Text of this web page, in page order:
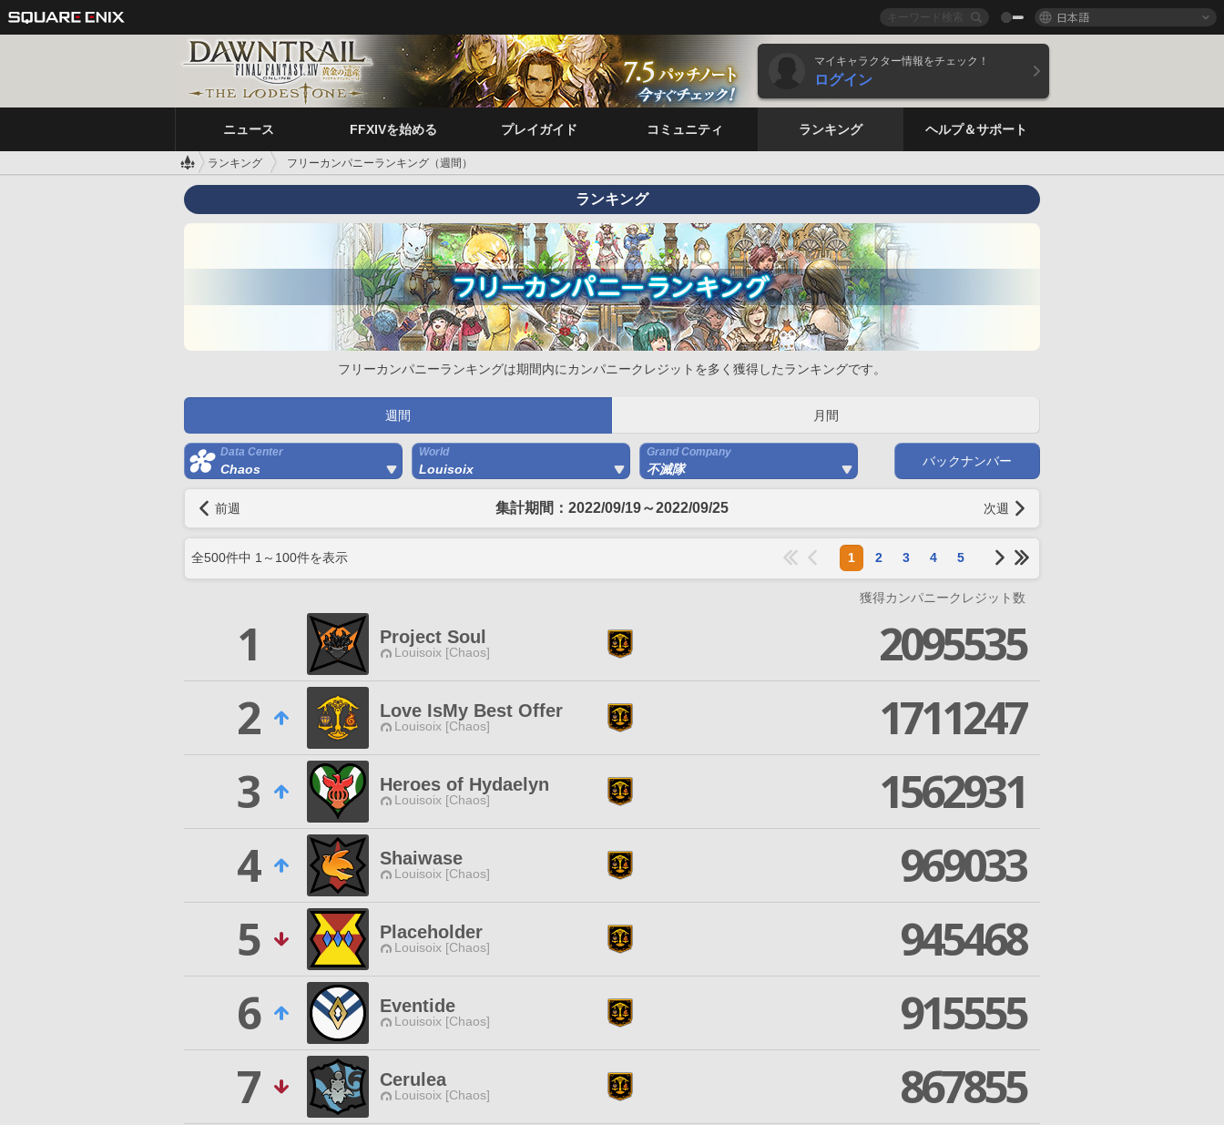
日本語
マイキャラクター情報をチェック！
ログイン
ニュース FFXIVを始める プレイガイド コミュニティ ランキング ヘルプ＆サポート
ランキング フリーカンパニーランキング（週間）
ランキング
フリーカンパニーランキングは期間内にカンパニークレジットを多く獲得したランキングです。
週間 月間
Data Center
Chaos
World
Louisoix
Grand Company
不滅隊
バックナンバー
前週 集計期間：2022/09/19～2022/09/25 次週
全500件中 1 ～ 100件を表示 1 2 3 4 5
獲得カンパニークレジット数
1 Project Soul
Louisoix [Chaos]
2095535
2
Love IsMy Best Offer
Louisoix [Chaos]
1711247
3
Heroes of Hydaelyn
Louisoix [Chaos]
1562931
4
Shaiwase
Louisoix [Chaos]
969033
5
Placeholder
Louisoix [Chaos]
945468
6
Eventide
Louisoix [Chaos]
915555
7
Cerulea
Louisoix [Chaos]
867855